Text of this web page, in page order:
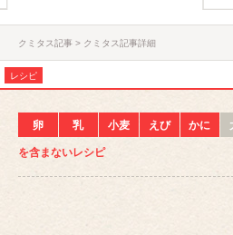
クミタス記事 クミタス記事詳細
レシピ
卵 乳 小麦 えび かに
を含まないレシピ